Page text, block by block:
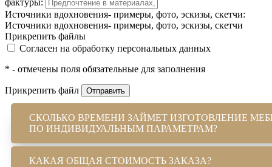
фактуры:
Источники вдохновения- примеры, фото, эскизы, скетчи:
Источники вдохновения- примеры, фото, эскизы, скетчи
Прикрепить файлы
Согласен на обработку персональных данных
* - отмечены поля обязательные для заполнения
Прикрепить файл Отправить
СКОЛЬКО ВРЕМЕНИ ЗАЙМЕТ ИЗГОТОВЛЕНИЕ
ПО ИНДИВИДУАЛЬНЫМ ПАРАМЕТРАМ?
КАКАЯ ОБЩАЯ СТОИМОСТЬ ЗАКАЗА?